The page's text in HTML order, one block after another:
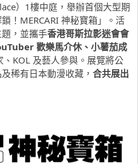
） 1樓中庭， 舉辦首個大型期
！ MERCARI 神秘寶箱」。活
，並攜手香港哥斯拉影迷會會
歡樂馬介休、小薯茄成
KOL 及藝人參與。 展覽將公
稀有日本動漫收藏， 合共展出